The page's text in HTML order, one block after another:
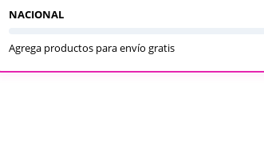
NACIONAL
Agrega productos para envío gratis